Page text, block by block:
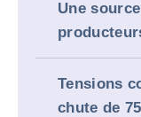
Une
Tensions
chute de